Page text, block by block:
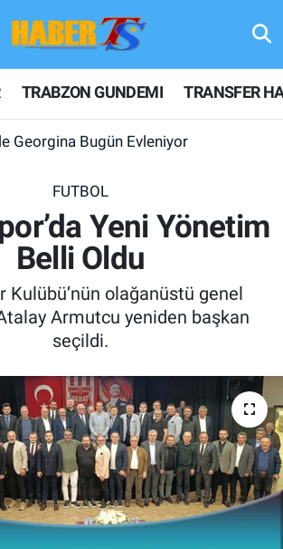
TRABZON GUNDEMI TRANSFER
Georgina Bugün Evleniyor
FUTBOL
Yeni Yönetim
Belli Oldu
Kulübü’nün olağanüstü genel
Armutcu yeniden başkan
seçildi.
Haberleri